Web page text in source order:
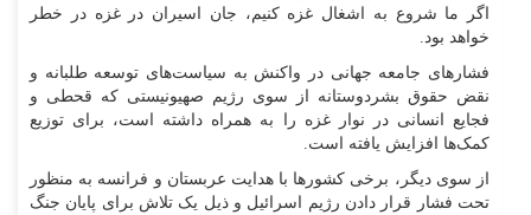
اگر ما شروع به اشغال غزه کنیم، جان اسیران در غزه در خطر
خواهد بود.
فشارهای جامعه جهانی در واکنش به سیاست‌های توسعه طلبانه و
نقض حقوق بشردوستانه از سوی رژیم صهیونیستی که قحطی و
فجایع انسانی در نوار غزه را به همراه داشته است، برای توزیع
کمک‌ها افزایش یافته است.
از سوی دیگر، برخی کشورها با هدایت عربستان و فرانسه به منظور
تحت فشار قرار دادن رژیم اسرائیل و ذیل یک تلاش برای پایان جنگ